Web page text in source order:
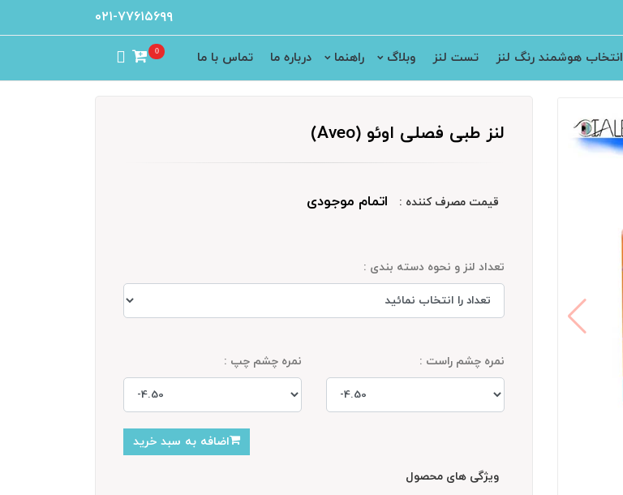
۰۲۱-۷۷۶۱۵۶۹۹
انتخاب هوشمند رنگ لنز تست لنز وبلاگ راهنما درباره ما تماس با ما 0
لنز طبی فصلی اوئو (Aveo)
قیمت مصرف کننده : اتمام موجودی
تعداد لنز و نحوه دسته بندی :
نمره چشم راست : نمره چشم چپ :
اضافه به سبد خرید
ویژگی های محصول